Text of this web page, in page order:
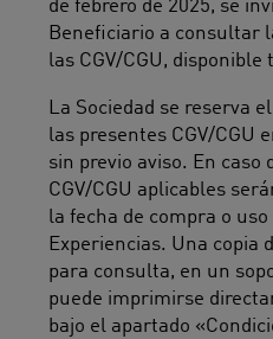
de febrero de 2025, se
Beneficiario a consultar
las CGV/CGU,
La Sociedad se reserva
las presentes CGV/CGU
sin previo aviso. En caso
CGV/CGU aplicables
la fecha de compra o uso
Experiencias. Una copia
para consulta, en un
puede imprimirse
bajo el apartado